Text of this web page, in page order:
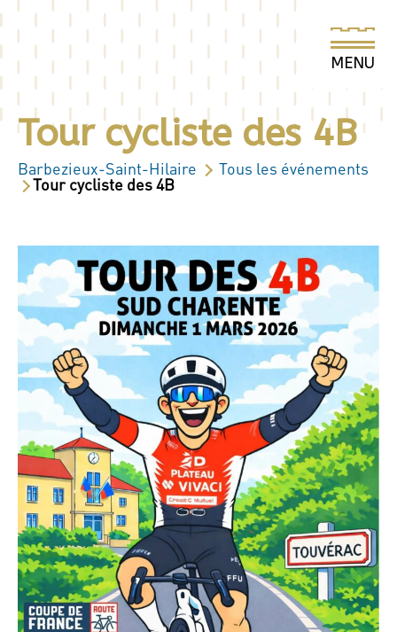
Tour cycliste des 4B
Barbezieux-Saint-Hilaire Tous les événements
Tour cycliste des 4B